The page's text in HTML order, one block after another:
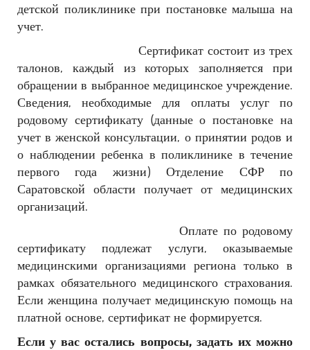
детской поликлинике при постановке малыша на
учет.
Сертификат состоит из трех
талонов, каждый из которых заполняется при
обращении в выбранное медицинское учреждение.
Сведения, необходимые для оплаты услуг по
родовому сертификату (данные о постановке на
учет в женской консультации, о принятии родов и
о наблюдении ребенка в поликлинике в течение
первого года жизни) Отделение СФР по
Саратовской области получает от медицинских
организаций.
Оплате по родовому
сертификату подлежат услуги, оказываемые
медицинскими организациями региона только в
рамках обязательного медицинского страхования.
Если женщина получает медицинскую помощь на
платной основе, сертификат не формируется.
Если у вас остались вопросы, задать их можно